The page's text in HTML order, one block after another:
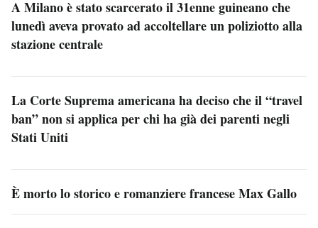
A Milano è stato scarcerato il 31enne guineano che
lunedì aveva provato ad accoltellare un poliziotto alla
stazione centrale
La Corte Suprema americana ha deciso che il “travel
ban” non si applica per chi ha già dei parenti negli
Stati Uniti
È morto lo storico e romanziere francese Max Gallo